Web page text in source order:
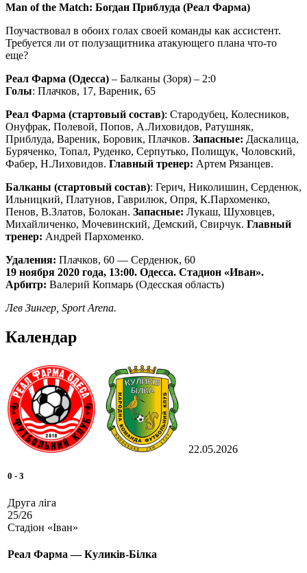
Man of the Match: Богдан Приблуда (Реал Фарма)
Поучаствовал в обоих голах своей команды как ассистент.
Требуется ли от полузащитника атакующего плана что-то
еще?
Реал Фарма (Одесса) – Балканы (Зоря) – 2:0
Голы: Плачков, 17, Вареник, 65
Реал Фарма (стартовый состав): Стародубец, Колесников,
Онуфрак, Полевой, Попов, А.Лиховидов, Ратушняк,
Приблуда, Вареник, Боровик, Плачков. Запасные: Даскалица,
Буряченко, Топал, Руденко, Серпутько, Полищук, Чоловский,
Фабер, Н.Лиховидов. Главный тренер: Артем Рязанцев.
Балканы (стартовый состав): Герич, Николишин, Серденюк,
Ильницкий, Платунов, Гаврилюк, Опря, К.Пархоменко,
Пенов, В.Златов, Болокан. Запасные: Лукаш, Шуховцев,
Михайличенко, Мочевинский, Демский, Свирчук. Главный
тренер: Андрей Пархоменко.
Удаления: Плачков, 60 — Серденюк, 60
19 ноября 2020 года, 13:00. Одесса. Стадион «Иван».
Арбитр: Валерий Копмарь (Одесская область)
Лев Зингер, Sport Arena.
Календар
22.05.2026
0 - 3
Друга ліга
25/26
Стадіон «Іван»
Реал Фарма — Куликів-Білка